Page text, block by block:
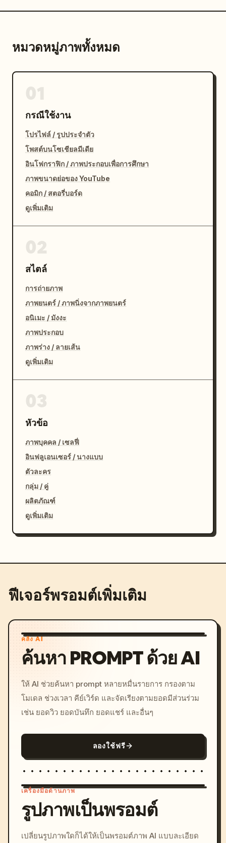
หมวดหมู่ภาพทั้งหมด
กรณีใช้งาน
โปรไฟล์ / รูปประจำตัว
โพสต์บนโซเชียลมีเดีย
อินโฟกราฟิก / ภาพประกอบเพื่อการศึกษา
ภาพขนาดย่อของ YouTube
คอมิก / สตอรี่บอร์ด
ดูเพิ่มเติม
สไตล์
การถ่ายภาพ
ภาพยนตร์ / ภาพนิ่งจากภาพยนตร์
อนิเมะ / มังงะ
ภาพประกอบ
ภาพร่าง / ลายเส้น
ดูเพิ่มเติม
หัวข้อ
ภาพบุคคล / เซลฟี่
อินฟลูเอนเซอร์ / นางแบบ
ตัวละคร
กลุ่ม / คู่
ผลิตภัณฑ์
ดูเพิ่มเติม
ฟีเจอร์พรอมต์เพิ่มเติม
คลัง AI
ค้นหา PROMPT ด้วย AI
ให้ AI ช่วยค้นหา prompt หลายหมื่นรายการ กรองตาม
โมเดล ช่วงเวลา คีย์เวิร์ด และจัดเรียงตามยอดมีส่วนร่วม
เช่น ยอดวิว ยอดบันทึก ยอดแชร์ และอื่นๆ
ลองใช้ฟรี
c, cyberpunk sunset, neon
เครื่องมือด้านภาพ
รูปภาพเป็นพรอมต์
เปลี่ยนรูปภาพใดก็ได้ให้เป็นพรอมต์ภาพ AI แบบละเอียด